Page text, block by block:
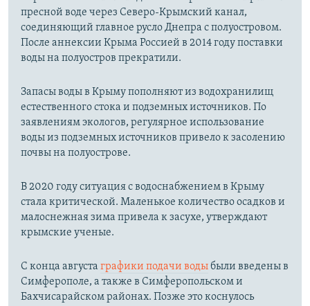
пресной воде через Северо-Крымский канал,
соединяющий главное русло Днепра с полуостровом.
После аннексии Крыма Россией в 2014 году поставки
воды на полуостров прекратили.
Запасы воды в Крыму пополняют из водохранилищ
естественного стока и подземных источников. По
заявлениям экологов, регулярное использование
воды из подземных источников привело к засолению
почвы на полуострове.
В 2020 году ситуация с водоснабжением в Крыму
стала критической. Маленькое количество осадков и
малоснежная зима привела к засухе, утверждают
крымские ученые.
С конца августа графики подачи водыбыли введены в
Симферополе, а также в Симферопольском и
Бахчисарайском районах. Позже это коснулось